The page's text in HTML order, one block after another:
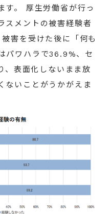
す。 厚生労働省が行っ
スメントの被害経験者
害を受けた後に「何も
パワハラで36.9%、セ
、表面化しないまま放
ないことがうかがえま